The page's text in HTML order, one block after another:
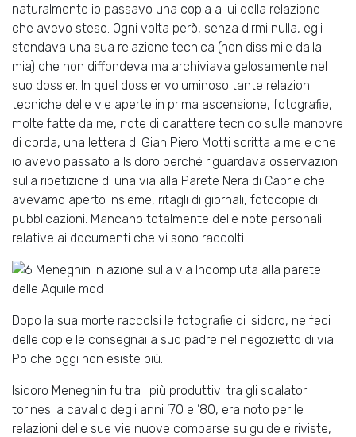
naturalmente io passavo una copia a lui della relazione
che avevo steso. Ogni volta però, senza dirmi nulla, egli
stendava una sua relazione tecnica (non dissimile dalla
mia) che non diffondeva ma archiviava gelosamente nel
suo dossier. In quel dossier voluminoso tante relazioni
tecniche delle vie aperte in prima ascensione, fotografie,
molte fatte da me, note di carattere tecnico sulle manovre
di corda, una lettera di Gian Piero Motti scritta a me e che
io avevo passato a Isidoro perché riguardava osservazioni
sulla ripetizione di una via alla Parete Nera di Caprie che
avevamo aperto insieme, ritagli di giornali, fotocopie di
pubblicazioni. Mancano totalmente delle note personali
relative ai documenti che vi sono raccolti.
Dopo la sua morte raccolsi le fotografie di Isidoro, ne feci
delle copie le consegnai a suo padre nel negozietto di via
Po che oggi non esiste più.
Isidoro Meneghin fu tra i più produttivi tra gli scalatori
torinesi a cavallo degli anni ’70 e ’80, era noto per le
relazioni delle sue vie nuove comparse su guide e riviste,